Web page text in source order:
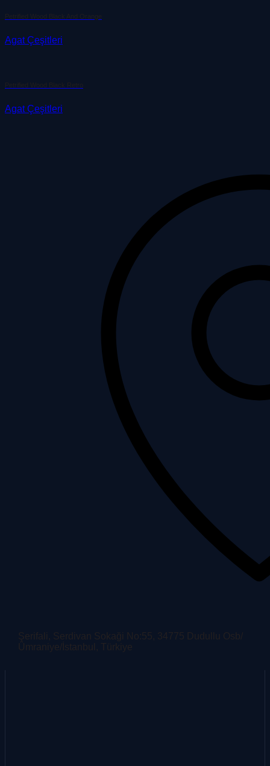
Petrified Wood Black And Orange
Agat Çeşitleri
Petrified Wood Black Retro
Agat Çeşitleri
Şerifali, Serdivan Sokaği No:55, 34775 Dudullu Osb/
Ümraniye/İstanbul, Türkiye